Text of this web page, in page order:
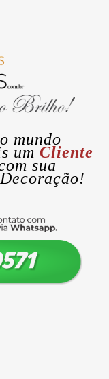
mundo
um Cliente
sua